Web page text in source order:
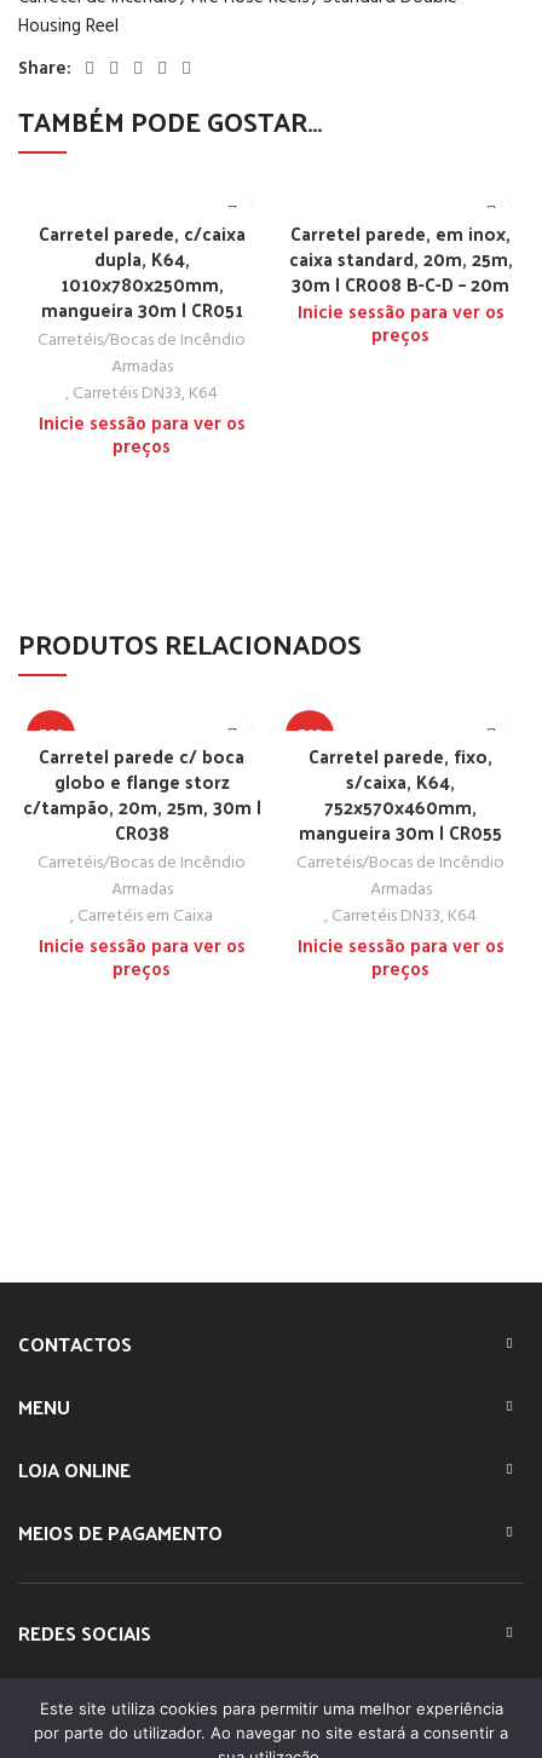
Housing Reel
Share:
TAMBÉM PODE GOSTAR…
Carretel parede, c/caixa
dupla, K64,
1010x780x250mm,
mangueira 30m | CR051
Carretéis/Bocas de Incêndio
Armadas
,Carretéis DN33, K64
Inicie sessão para ver os
preços
Carretel parede, em inox,
caixa standard, 20m, 25m,
30m | CR008 B-C-D – 20m
Inicie sessão para ver os
preços
PRODUTOS RELACIONADOS
TOP
Carretel parede c/ boca
globo e flange storz
c/tampão, 20m, 25m, 30m |
CR038
Carretéis/Bocas de Incêndio
Armadas
,Carretéis em Caixa
Inicie sessão para ver os
preços
TOP
Carretel parede, fixo,
s/caixa, K64,
752x570x460mm,
mangueira 30m | CR055
Carretéis/Bocas de Incêndio
Armadas
,Carretéis DN33, K64
Inicie sessão para ver os
preços
CONTACTOS
MENU
LOJA ONLINE
MEIOS DE PAGAMENTO
REDES SOCIAIS
© 2023 IMPARTE. All Rights Reserved. Desenvolvido por
Este site utiliza cookies para permitir uma melhor experiência
por parte do utilizador. Ao navegar no site estará a consentir a